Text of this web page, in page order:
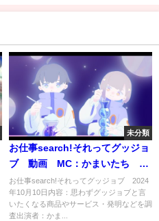
未分類
お仕事search!それってグッジョ
ブ 動画 MC：かまいたち 10
月10日
お仕事search!それってグッジョブ 2024
年10月10日内容：思わずグッジョブと言
いたくなる商品やサービス・発明などを調
査出演者：かま...